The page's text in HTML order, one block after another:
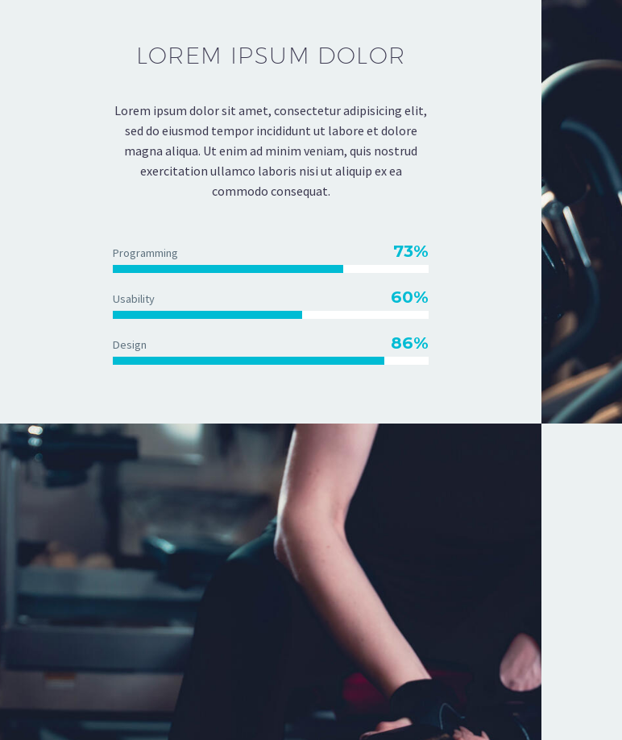
LOREM IPSUM DOLOR
Lorem ipsum dolor sit amet, consectetur adipisicing elit,
sed do eiusmod tempor incididunt ut labore et dolore
magna aliqua. Ut enim ad minim veniam, quis nostrud
exercitation ullamco laboris nisi ut aliquip ex ea
commodo consequat.
Programming 73%
Usability 60%
Design 86%